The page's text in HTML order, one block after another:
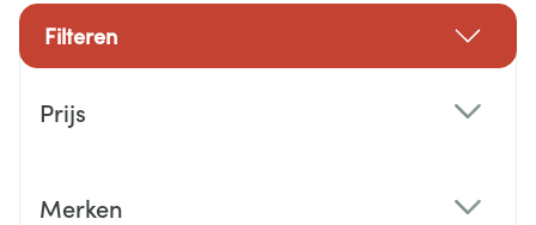
Filteren
Prijs
Merken